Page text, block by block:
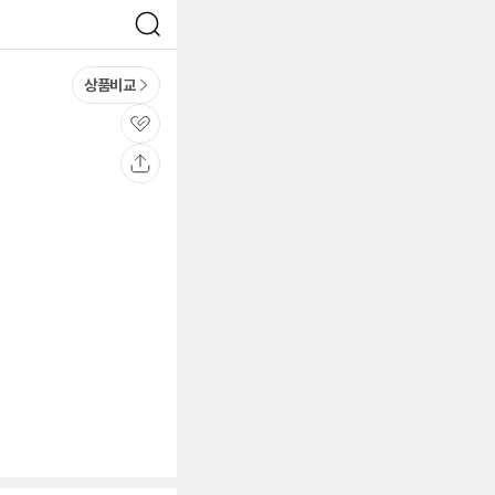
검
색
상품비교
관
심